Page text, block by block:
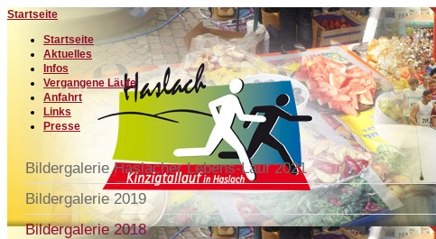
Startseite
Startseite
Aktuelles
Infos
Vergangene Läufe
Anfahrt
Links
Presse
Bildergalerie Haslacher Lebens-Lauf 2021
Bildergalerie 2019
Bildergalerie 2018